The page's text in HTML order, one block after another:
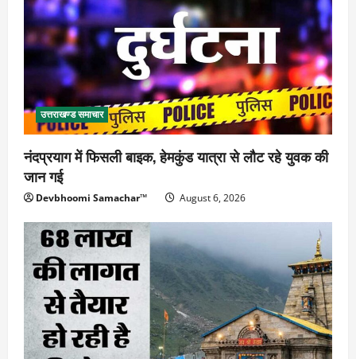
उत्तराखण्ड समाचार
नंदप्रयाग में फिसली बाइक, हेमकुंड यात्रा से लौट रहे युवक की
जान गई
Devbhoomi Samachar™ August 6, 2026